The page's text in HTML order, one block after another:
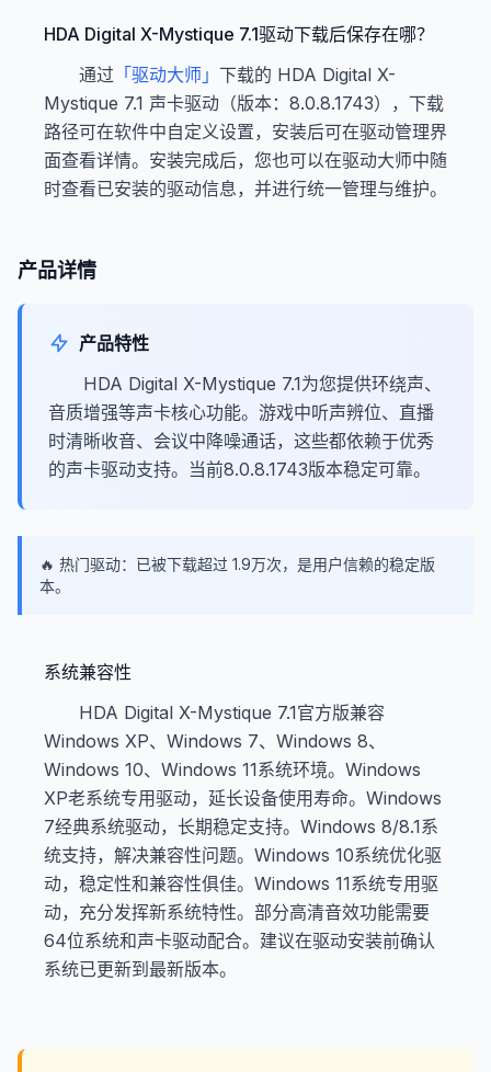
HDA Digital X-Mystique 7.1驱动下载后保存在哪？
通过 「驱动大师」 下载的 HDA Digital X-
Mystique 7.1 声卡驱动（版本：8.0.8.1743），下载
路径可在软件中自定义设置，安装后可在驱动管理界
面查看详情。安装完成后，您也可以在驱动大师中随
时查看已安装的驱动信息，并进行统一管理与维护。
产品详情
产品特性
HDA Digital X-Mystique 7.1为您提供环绕声、
音质增强等声卡核心功能。游戏中听声辨位、直播
时清晰收音、会议中降噪通话，这些都依赖于优秀
的声卡驱动支持。当前8.0.8.1743版本稳定可靠。
🔥 热门驱动：已被下载超过 1.9万次，是用户信赖的稳定版
本。
系统兼容性
HDA Digital X-Mystique 7.1官方版兼容
Windows XP、Windows 7、Windows 8、
Windows 10、Windows 11系统环境。Windows
XP老系统专用驱动，延长设备使用寿命。Windows
7经典系统驱动，长期稳定支持。Windows 8/8.1系
统支持，解决兼容性问题。Windows 10系统优化驱
动，稳定性和兼容性俱佳。Windows 11系统专用驱
动，充分发挥新系统特性。部分高清音效功能需要
64位系统和声卡驱动配合。建议在驱动安装前确认
系统已更新到最新版本。